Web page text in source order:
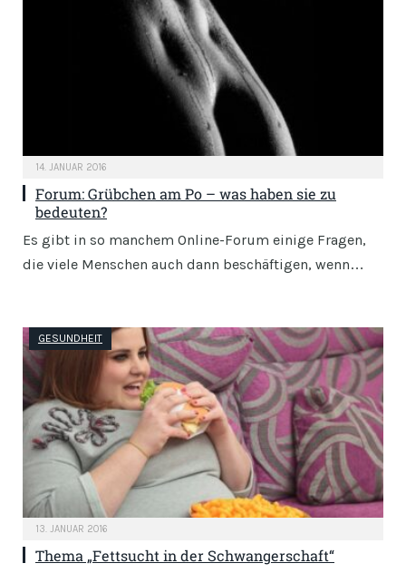
14. JANUAR 2016
Forum: Grübchen am Po – was haben sie zu
bedeuten?
Es gibt in so manchem Online-Forum einige Fragen,
die viele Menschen auch dann beschäftigen, wenn…
GESUNDHEIT
13. JANUAR 2016
Thema „Fettsucht in der Schwangerschaft“